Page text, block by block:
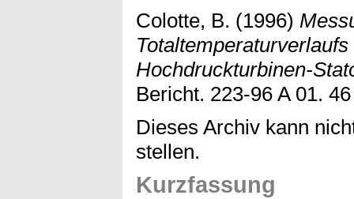
Colotte, B. (1996)
Hochdruckturbinen-
Bericht. 223-96 A 01.
Dieses Archiv kann
stellen.
Kurzfassung